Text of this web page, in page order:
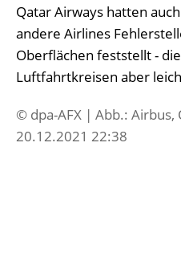
Qatar Airways hatten
andere Airlines
Oberflächen feststellt -
Luftfahrtkreisen aber
© dpa-AFX | Abb.: Airbus,
20.12.2021 22:38